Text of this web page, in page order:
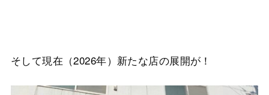
そして現在（2026年）新たな店の展開が！